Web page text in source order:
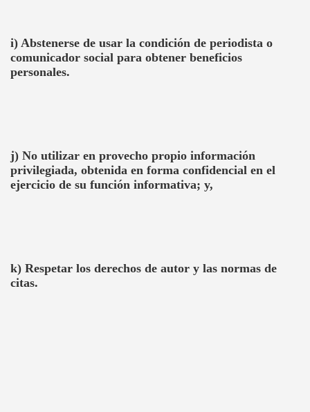
i) Abstenerse de usar la condición de periodista o
comunicador social para obtener beneficios
personales.
j) No utilizar en provecho propio información
privilegiada, obtenida en forma confidencial en el
ejercicio de su función informativa; y,
k) Respetar los derechos de autor y las normas de
citas.